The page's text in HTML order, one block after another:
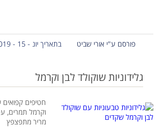
פורסם ע"י אורי שביט בתאריך יונ - 15 - 2019
גלידוניות שוקולד לבן וקרמל
חטיפים קפואים
וקרמל תמרים,
מריר מתפצפץ